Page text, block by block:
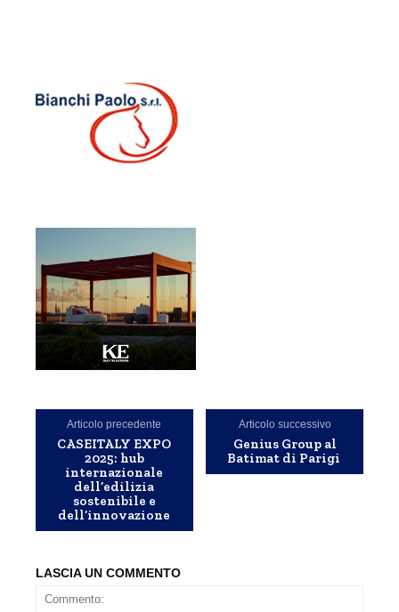
Articolo precedente
CASEITALY EXPO
2025: hub
internazionale
dell’edilizia
sostenibile e
dell’innovazione
Articolo successivo
Genius Group al
Batimat di Parigi
LASCIA UN COMMENTO